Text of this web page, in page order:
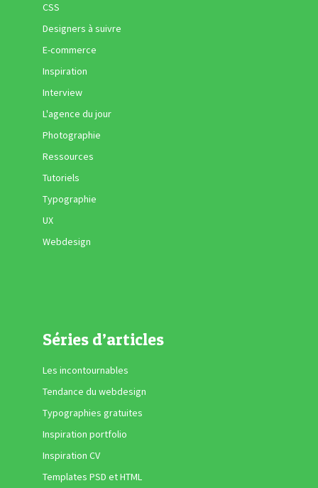
CSS
Designers à suivre
E-commerce
Inspiration
Interview
L'agence du jour
Photographie
Ressources
Tutoriels
Typographie
UX
Webdesign
Séries d’articles
Les incontournables
Tendance du webdesign
Typographies gratuites
Inspiration portfolio
Inspiration CV
Templates PSD et HTML